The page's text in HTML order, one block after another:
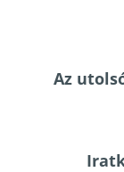
Az